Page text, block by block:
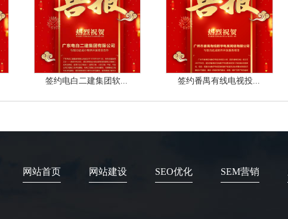
签约电白二建集团软... 签约番禺有线电视投...
网站首页 网站建设 SEO优化 SEM营销